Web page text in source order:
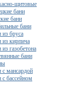
щитовые
бани
бани
бани
из бруса
из кирпича
из газобетона
бани
с мансардой
с бассейном